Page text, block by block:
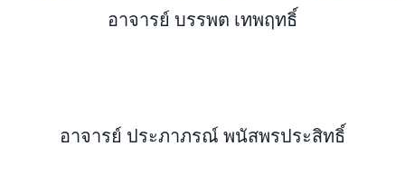
อาจารย์ บรรพต เทพฤทธิ์
อาจารย์ ประภาภรณ์ พนัสพรประสิทธิ์